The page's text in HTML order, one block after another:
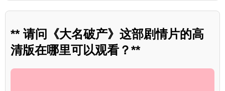
** 请问《大名破产》这部剧情片的高
清版在哪里可以观看？**